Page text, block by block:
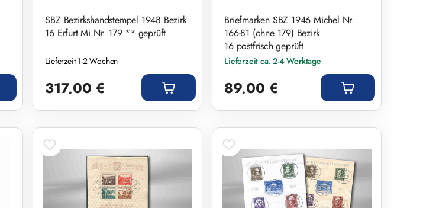
SBZ Bezirkshandstempel 1948 Bezirk
16 Erfurt Mi.Nr. 179 ** geprüft
Lieferzeit 1-2 Wochen
317,00 €
Briefmarken SBZ 1946 Michel Nr.
166-81 (ohne 179) Bezirk
16 postfrisch geprüft
Lieferzeit ca. 2-4 Werktage
89,00 €